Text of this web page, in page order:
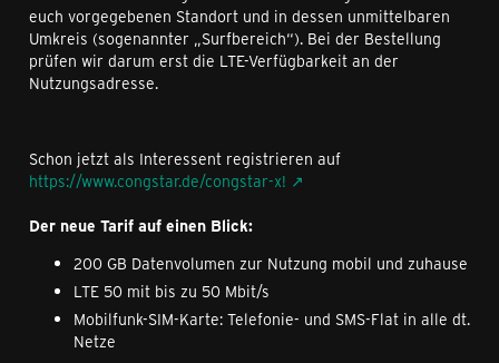
euch vorgegebenen Standort und in dessen unmittelbaren
Umkreis (sogenannter „Surfbereich“). Bei der Bestellung
prüfen wir darum erst die LTE-Verfügbarkeit an der
Nutzungsadresse.
Schon jetzt als Interessent registrieren auf
https://www.congstar.de/congstar-x!
Der neue Tarif auf einen Blick:
200 GB Datenvolumen zur Nutzung mobil und zuhause
LTE 50 mit bis zu 50 Mbit/s
Mobilfunk-SIM-Karte: Telefonie- und SMS-Flat in alle dt.
Netze